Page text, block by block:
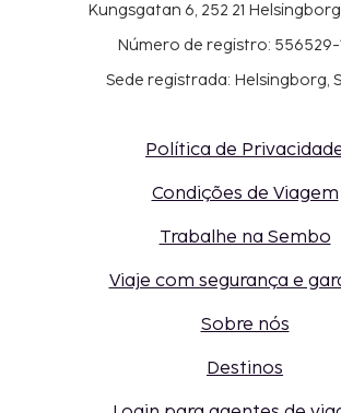
Kungsgatan 6, 252 21
Número de registro: 556529-
Sede registrada: Helsingborg,
Política de
Condições de Viagem
Trabalhe na Sembo
Viaje com segurança e
Sobre nós
Destinos